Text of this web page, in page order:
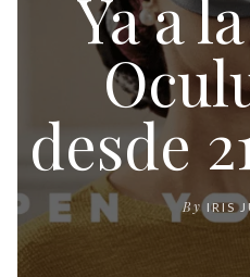
Ya a
desde
By IRIS